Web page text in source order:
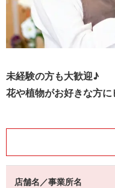
未経験の方も大歓迎♪
花や植物がお好きな方に
店舗名／事業所名